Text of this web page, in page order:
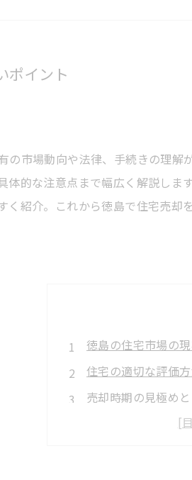
ポイント
の市場動向や法律、手続きの理
体的な注意点まで幅広く解説し
く紹介。これから徳島で住宅売
徳島の住宅市場の
住宅の適切な評価
売却時期の見極め
信頼できる不動産